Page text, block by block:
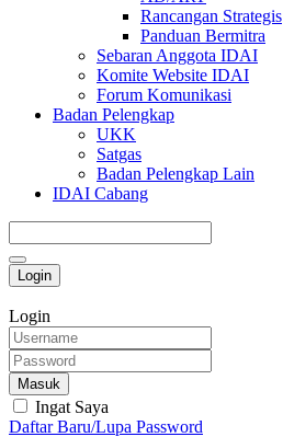
Rancangan Strategis
Panduan Bermitra
Sebaran Anggota IDAI
Komite Website IDAI
Forum Komunikasi
Badan Pelengkap
UKK
Satgas
Badan Pelengkap Lain
IDAI Cabang
Login
Login
Masuk
Ingat Saya
Daftar Baru/Lupa Password